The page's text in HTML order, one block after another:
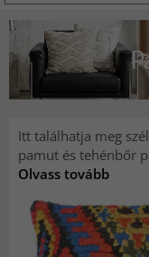
Itt találhatja meg
pamut és tehénbőr
Olvass tovább